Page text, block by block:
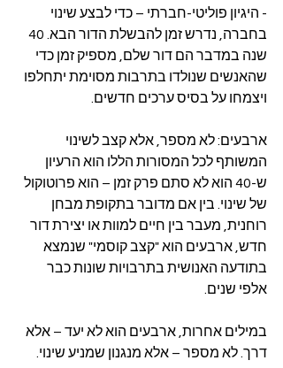
- היגיון פוליטי-חברתי – כדי לבצע שינוי
שנה במדבר הם דור שלם, מספיק זמן כדי
שהאנשים שנולדו בתרבות מסוימת יתחלפו
ויצמחו על בסיס ערכים חדשים.
ארבעים: לא מספר, אלא קצב לשינוי
המשותף לכל המסורות הללו הוא הרעיון
ש-40 הוא לא סתם פרק זמן – הוא פרוטוקול
של שינוי. בין אם מדובר בתקופת מבחן
רוחנית, מעבר בין חיים למוות או יצירת דור
חדש, ארבעים הוא "קצב קוסמי" שנמצא
בתודעה האנושית בתרבויות שונות כבר
אלפי שנים.
במילים אחרות, ארבעים הוא לא יעד – אלא
דרך. לא מספר – אלא מנגנון שמניע שינוי.